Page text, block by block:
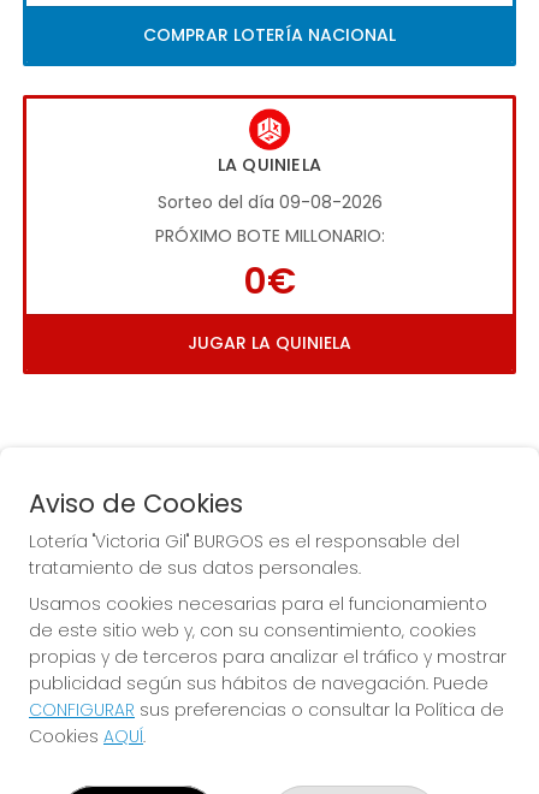
COMPRAR LOTERÍA NACIONAL
LA QUINIELA
Sorteo del día 09-08-2026
PRÓXIMO BOTE MILLONARIO:
0€
JUGAR LA QUINIELA
La de la Antigua de
Gamonal
Aviso de Cookies
Lotería "Victoria Gil" BURGOS es el responsable del
tratamiento de sus datos personales.
Usamos cookies necesarias para el funcionamiento
de este sitio web y, con su consentimiento, cookies
propias y de terceros para analizar el tráfico y mostrar
publicidad según sus hábitos de navegación. Puede
CONFIGURAR sus preferencias o consultar la Política de
Cookies AQUÍ.